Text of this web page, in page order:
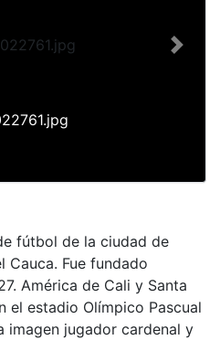
Next
fútbol de la ciudad de
Cauca. Fue fundado
América de Cali y Santa
el estadio Olímpico Pascual
imagen jugador cardenal y